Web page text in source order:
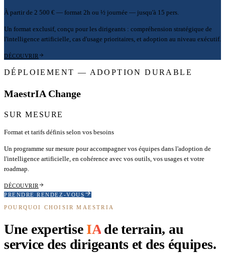
À partir de 2 500 € — format 2h ou ½ journée — jusqu'à 15 pers.
Un format exclusif, conçu pour les dirigeants : compréhension stratégique de
l'intelligence artificielle, cas d'usage prioritaires, et adoption au niveau exécutif.
DÉCOUVRIR
DÉPLOIEMENT — ADOPTION DURABLE
MaestrIA Change
SUR MESURE
Format et tarifs définis selon vos besoins
Un programme sur mesure pour accompagner vos équipes dans l'adoption de
l'intelligence artificielle, en cohérence avec vos outils, vos usages et votre
roadmap.
DÉCOUVRIR
PRENDRE RENDEZ-VOUS
POURQUOI CHOISIR MAESTRIA
Une expertise IAde terrain, au
service des dirigeants et des équipes.